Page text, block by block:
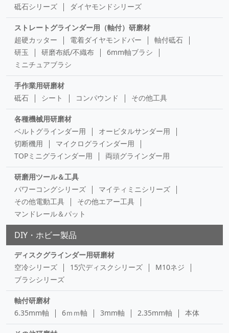
砥石シリーズ
ダイヤモンドシリーズ
ストレートグラインダー用（軸付）研磨材
超硬カッター
電着ダイヤモンドバー
軸付砥石
研玉
研磨布紙/不織布
6mm軸ブラシ
ミニチュアブラシ
手作業用研磨材
砥石
シート コンパウンド その他工具
各種機械用研磨材
ベルトグラインダー用
オービタルサンダー用
切断機用
マイクログラインダー用
TOPミニグラインダー用
両頭グラインダー用
研磨用ツール＆工具
パワーコングシリーズ
マイティミニシリーズ
その他電動工具
その他エアー工具
マンドレール＆パット
DIY・ホビー製品
ディスクグラインダー用研磨材
空冷シリーズ
15穴ディスクシリーズ
M10ネジ
ブラシシリーズ
軸付研磨材
6.35mm軸
6ｍｍ軸 3mm軸 2.35mm軸 本体